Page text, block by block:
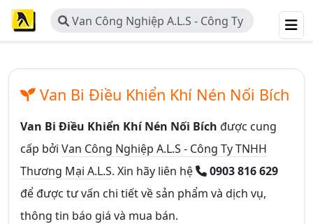
Van Công Nghiệp A.L.S - Công Ty
TNHH Thương Mại A.L.S
Van Bi Điều Khiển Khí Nén Nối Bích
Van Bi Điều Khiển Khí Nén Nối Bích được cung
cấp bởi Van Công Nghiệp A.L.S - Công Ty TNHH
Thương Mại A.L.S. Xin hãy liên hệ
0903 816 629
để được tư vấn chi tiết về sản phẩm và dịch vụ,
thông tin báo giá và mua bán.